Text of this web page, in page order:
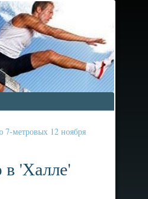
7-метровых 12 ноября
'Халле'